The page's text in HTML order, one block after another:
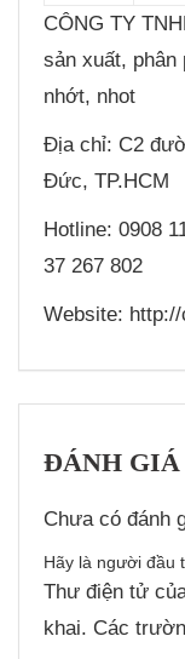
CÔNG TY
sản xuất, phân
nhớt, nhot
Địa chỉ: C2
Đức, TP.HCM
Hotline: 0908
37 267 802
Website:
ĐÁNH GIÁ
Chưa có đánh
Hãy là người đầu
Thư điện tử
khai. Các